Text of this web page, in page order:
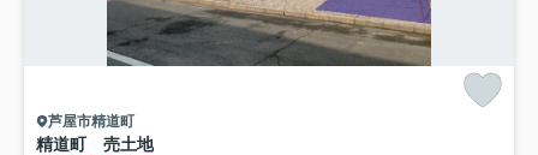
芦屋市精道町
精道町 売土地